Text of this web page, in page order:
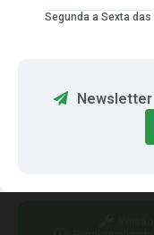
Segunda a Sexta
Newsletter